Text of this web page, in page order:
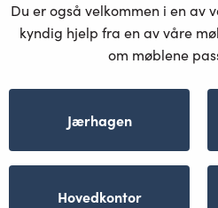
Du er også velkommen i en av
kyndig hjelp fra en av våre
om møblene
Jærhagen
Hovedkontor